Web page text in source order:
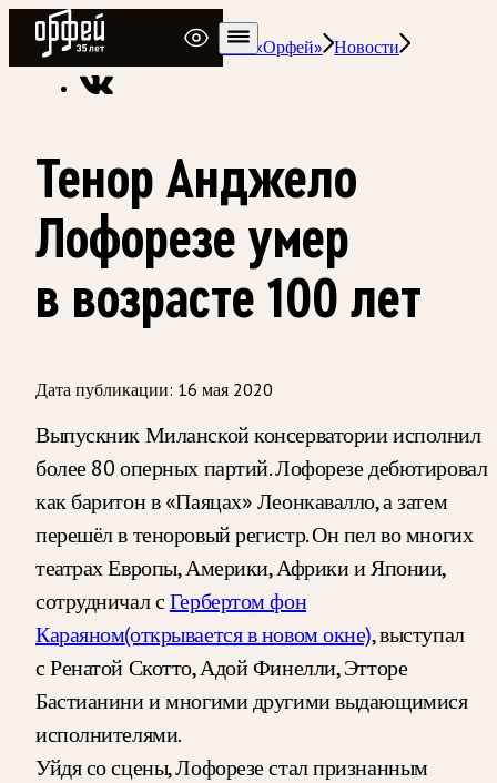
Радио Орфей
Радио классической музыки «Орфей» Новости
Тенор Анджело
Лофорезе умер
в возрасте 100 лет
Дата публикации: 16 мая 2020
Выпускник Миланской консерватории исполнил
более 80 оперных партий. Лофорезе дебютировал
как баритон в «Паяцах» Леонкавалло, а затем
перешёл в теноровый регистр. Он пел во многих
театрах Европы, Америки, Африки и Японии,
сотрудничал сГербертом фон
Караяном(открывается в новом окне), выступал
с Ренатой Скотто, Адой Финелли, Этторе
Бастианини и многими другими выдающимися
исполнителями.
Уйдя со сцены, Лофорезе стал признанным